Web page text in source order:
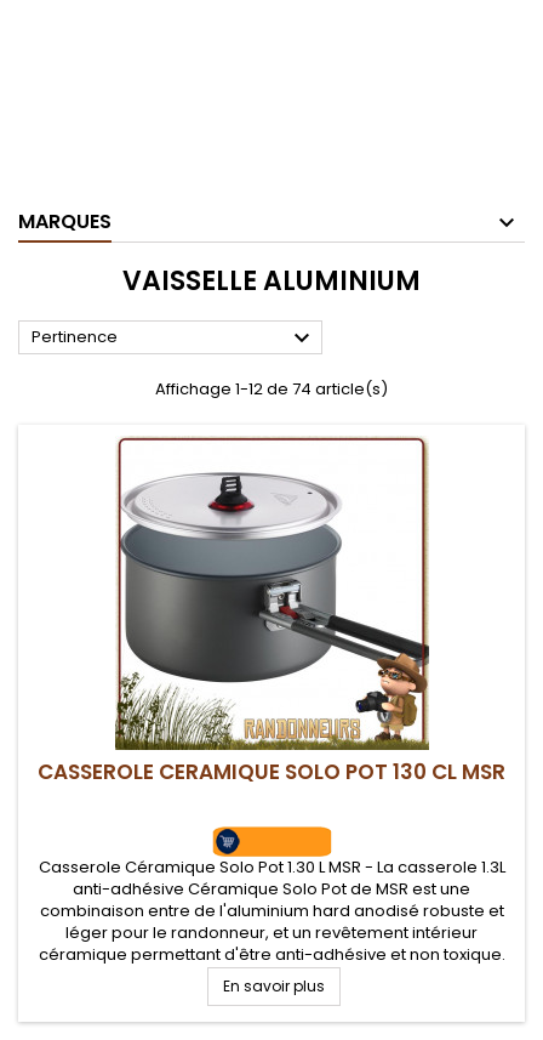
MARQUES
VAISSELLE ALUMINIUM
Pertinence 
Affichage 1-12 de 74 article(s)
CASSEROLE CERAMIQUE SOLO POT 130 CL MSR
Casserole Céramique Solo Pot 1.30 L MSR - La casserole 1.3L
anti-adhésive Céramique Solo Pot de MSR est une
combinaison entre de l'aluminium hard anodisé robuste et
léger pour le randonneur, et un revêtement intérieur
céramique permettant d'être anti-adhésive et non toxique.
Couvercle passoire en aluminium avec poignée
En savoir plus